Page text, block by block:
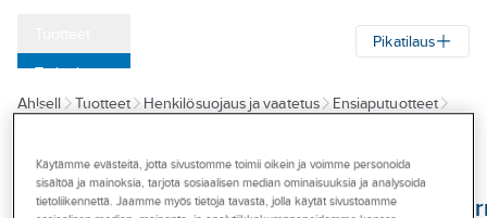
‎Tarjoukset
Myymälät
Konseptit
Pikatilaus
Ahlsell Tuotteet Henkilösuojaus ja vaatetus
Ensiaputuotteet
CEDERROTH
Seinäteline
Käytämme evästeitä, jotta sivustomme toimii oikein ja voimme personoida
sisältöä ja mainoksia, tarjota sosiaalisen median ominaisuuksia ja analysoida
tietoliikennettä. Jaamme myös tietoja tavasta, jolla käytät sivustoamme